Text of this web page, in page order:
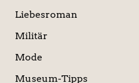
Liebesroman
Militär
Mode
Museum-Tipps